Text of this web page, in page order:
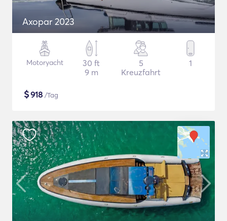
Axopar 2023
Motoryacht
30 ft
9 m
5
Kreuzfahrt
1
$918 /Tag